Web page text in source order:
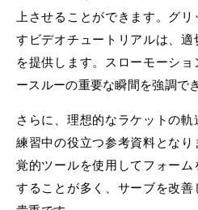
上させることができます。グ
すビデオチュートリアルは、
を提供します。スローモーシ
ースルーの重要な瞬間を強調で
さらに、理想的なラケットの軌
練習中の役立つ参考資料とな
覚的ツールを使用してフォー
することが多く、サーブを改